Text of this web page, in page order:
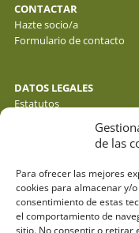
de las
Para ofrecer las mejores
cookies para almacenar y/
consentimiento de estas
el comportamiento de
sitio. No consentir o retirar
CONTACTAR
Hazte socio/a
Formulario de contacto
DATOS LEGALES
Estatutos
Política de cookies